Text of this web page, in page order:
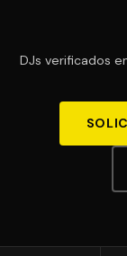
DJs verificados